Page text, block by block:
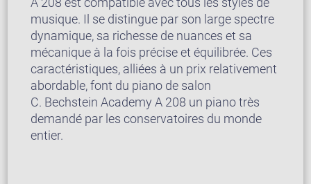
musique. Il se distingue par son large spectre
dynamique, sa richesse de nuances et sa
mécanique à la fois précise et équilibrée. Ces
caractéristiques, alliées à un prix relativement
abordable, font du piano de salon
C. Bechstein Academy A 208 un piano très
demandé par les conservatoires du monde
entier.